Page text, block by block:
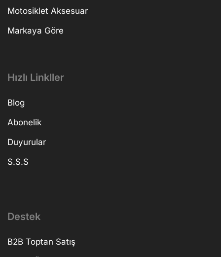
Motosiklet Aksesuar
Markaya Göre
Hızlı Linkller
Blog
Abonelik
Duyurular
S.S.S
Destek
B2B Toptan Satış